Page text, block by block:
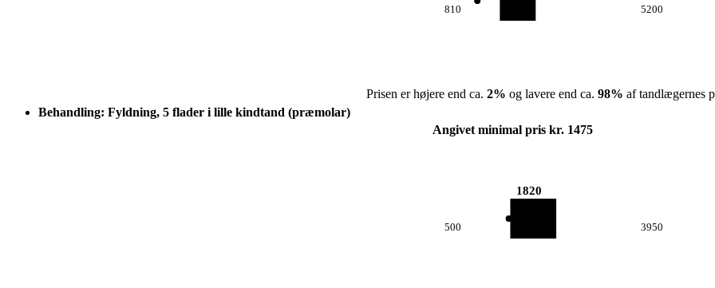
810 5200
Prisen er højere end ca. 2% og lavere end ca. 98% af tandlægernes
Behandling: Fyldning, 5 flader i lille kindtand (præmolar)
Angivet minimal pris kr. 1475
500
1820
3950